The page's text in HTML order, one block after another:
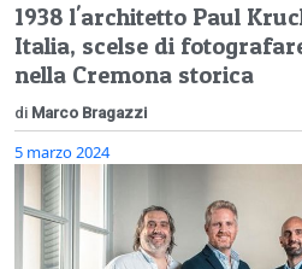
1938 l'architetto Paul
Italia, scelse di
nella Cremona storica
di Marco Bragazzi
5 marzo 2024